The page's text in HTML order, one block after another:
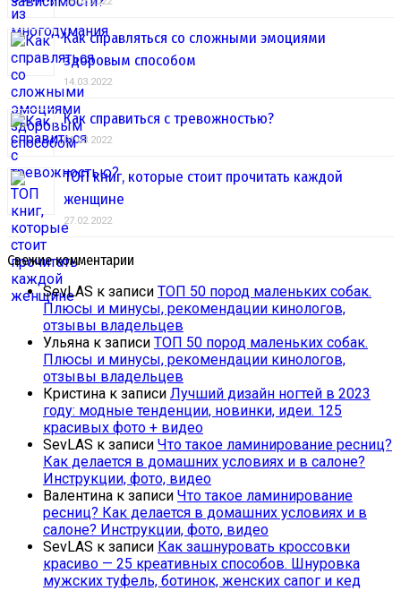
Как справляться со сложными эмоциями
здоровым способом
14.03.2022
Как справиться с тревожностью?
01.03.2022
ТОП книг, которые стоит прочитать каждой
женщине
27.02.2022
Свежие комментарии
SevLAS к записи ТОП 50 пород маленьких собак.
Плюсы и минусы, рекомендации кинологов,
отзывы владельцев
Ульяна к записи ТОП 50 пород маленьких собак.
Плюсы и минусы, рекомендации кинологов,
отзывы владельцев
Кристина к записи Лучший дизайн ногтей в 2023
году: модные тенденции, новинки, идеи. 125
красивых фото + видео
SevLAS к записи Что такое ламинирование ресниц?
Как делается в домашних условиях и в салоне?
Инструкции, фото, видео
Валентина к записи Что такое ламинирование
ресниц? Как делается в домашних условиях и в
салоне? Инструкции, фото, видео
SevLAS к записи Как зашнуровать кроссовки
красиво — 25 креативных способов. Шнуровка
мужских туфель, ботинок, женских сапог и кед